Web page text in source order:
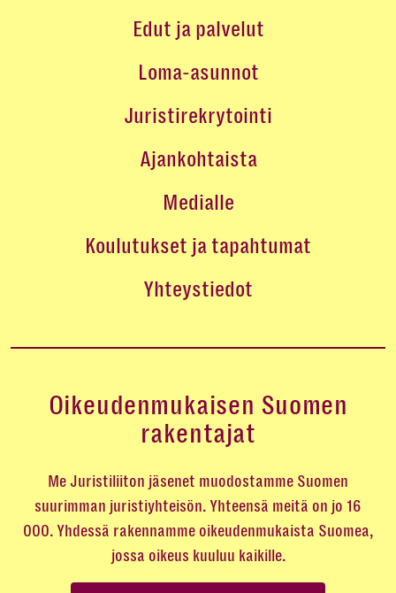
Edut ja palvelut
Loma-asunnot
Juristirekrytointi
Ajankohtaista
Medialle
Koulutukset ja tapahtumat
Yhteystiedot
Oikeudenmukaisen Suomen
rakentajat
Me Juristiliiton jäsenet muodostamme Suomen
suurimman juristiyhteisön. Yhteensä meitä on jo 16
000. Yhdessä rakennamme oikeudenmukaista Suomea,
jossa oikeus kuuluu kaikille.